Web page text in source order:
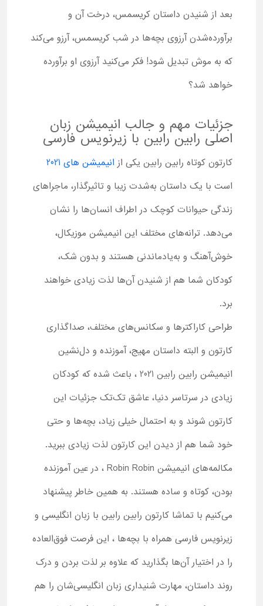
بعد از شنیدن داستان کریسمس، درخت آن و
برآورده‌شدن آرزوی بچه‌ها در شب کریسمس، آرزو می‌کند
که به موش تبدیل شود! فکر می‌کنید آرزوی او برآورده
خواهد شد؟
جزئیات مهم و جالب انیمیشن زبان
اصلی رابین رابین با زیرنویس فارسی
کارتون کوتاه رابین رابین یکی از انیمیشن های 2021
است با یک داستان به‌شدت زیبا و تاثیرگذار، ماجراهای
زندگی حیوانات کوچک در اطراف انسان‌ها را نشان
می‌دهد. ترانه‌های مختلف این انیمیشن موزیکال،
خوش‌آهنگ و به‌یادماندنی هستند و بدون شک،
کودکان شما هم از شنیدن آن‌ها لذت زیادی خواهند
برد.
طراحی کاراکترها و سکانس‌های مختلف، صداگذاری
کارتون و البته داستان مهیج، آموزنده و دل‌نشین
انیمیشن رابین رابین 2021 ، باعث شده که کودکان
زیادی در سرتاسر دنیا، عاشق تک‌تک جزئیات این
کارتون شوند و به احتمال خیلی زیاد، بچه‌ها و حتی
خود شما هم از دیدن این کارتون لذت زیادی ببرید.
مکالمه‌های انیمیشن Robin Robin ، در عین آموزنده
بودن، کوتاه و ساده هستند. به همین خاطر پیشنهاد
می‌کنیم با تماشا کارتون رابین رابین با زبان انگلیسی و
زیرنویس فارسی همراه با بچه‌ها ، این فرصت فوق‌العاده
را در اختیار آن‌ها بگذارید که علاوه بر لذت بردن و درک
روند داستان، مهارت شنیداری زبان انگلیسی‌شان را هم